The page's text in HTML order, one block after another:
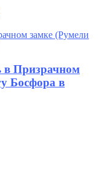
замке (Румели
в Призрачном
Босфора в